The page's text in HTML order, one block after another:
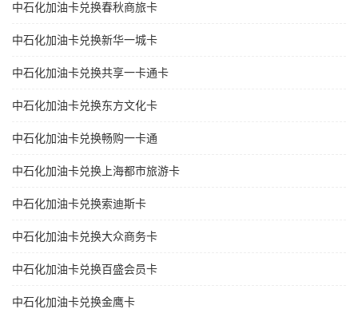
中石化加油卡兑换春秋商旅卡
中石化加油卡兑换新华一城卡
中石化加油卡兑换共享一卡通卡
中石化加油卡兑换东方文化卡
中石化加油卡兑换畅购一卡通
中石化加油卡兑换上海都市旅游卡
中石化加油卡兑换索迪斯卡
中石化加油卡兑换大众商务卡
中石化加油卡兑换百盛会员卡
中石化加油卡兑换金鹰卡